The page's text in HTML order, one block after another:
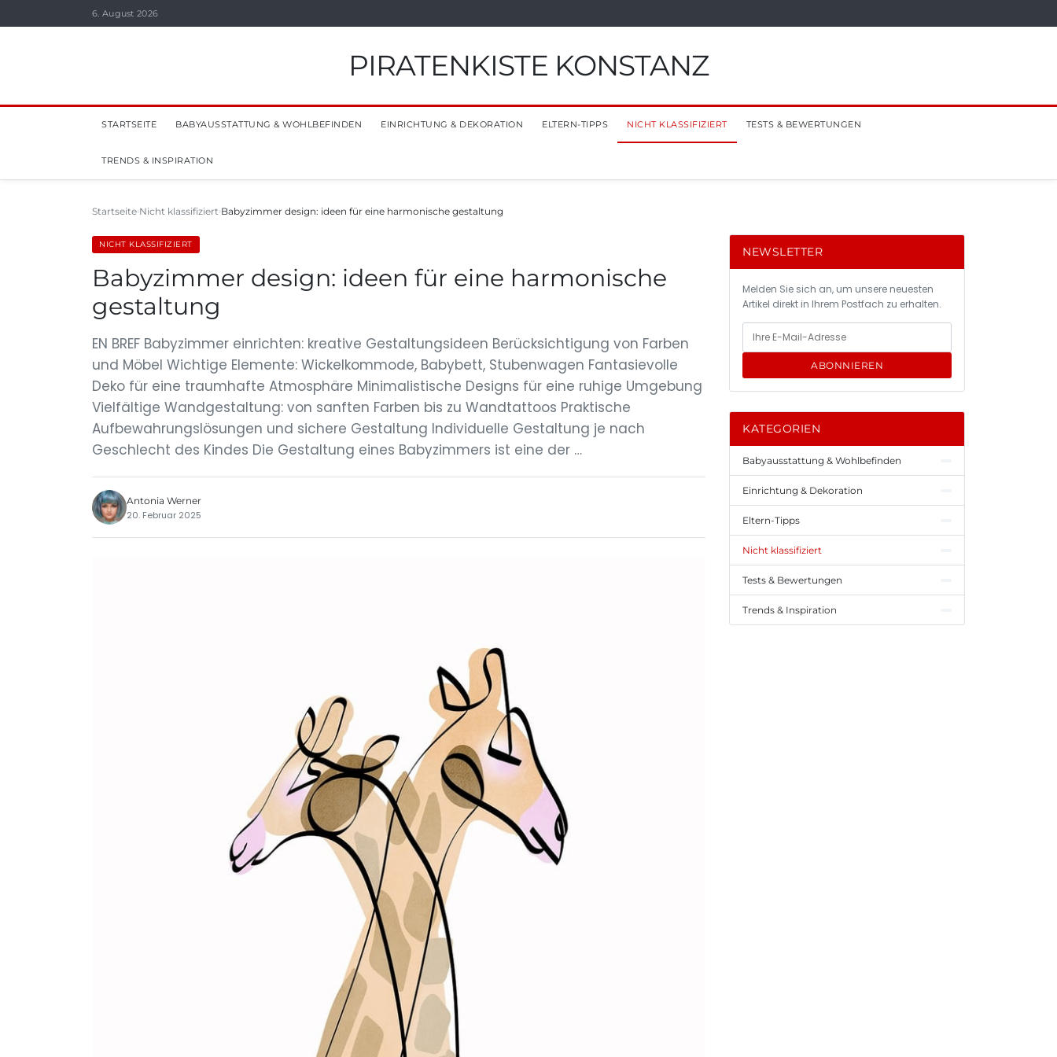
6. August 2026
PIRATENKISTE KONSTANZ
STARTSEITE BABYAUSSTATTUNG & WOHLBEFINDEN EINRICHTUNG & DEKORATION ELTERN-TIPPS NICHT KLASSIFIZIERT TESTS & BEWERTUNGEN
TRENDS & INSPIRATION
Startseite Nicht klassifiziert Babyzimmer design: ideen für eine harmonische gestaltung
NICHT KLASSIFIZIERT
Babyzimmer design: ideen für eine harmonische
gestaltung
EN BREF Babyzimmer einrichten: kreative Gestaltungsideen Berücksichtigung von Farben
und Möbel Wichtige Elemente: Wickelkommode, Babybett, Stubenwagen Fantasievolle
Deko für eine traumhafte Atmosphäre Minimalistische Designs für eine ruhige Umgebung
Vielfältige Wandgestaltung: von sanften Farben bis zu Wandtattoos Praktische
Aufbewahrungslösungen und sichere Gestaltung Individuelle Gestaltung je nach
Geschlecht des Kindes Die Gestaltung eines Babyzimmers ist eine der …
Antonia Werner
20. Februar 2025
NEWSLETTER
Melden Sie sich an, um unsere neuesten
Artikel direkt in Ihrem Postfach zu erhalten.
ABONNIEREN
KATEGORIEN
Babyausstattung & Wohlbefinden
Einrichtung & Dekoration
Eltern-Tipps
Nicht klassifiziert
Tests & Bewertungen
Trends & Inspiration